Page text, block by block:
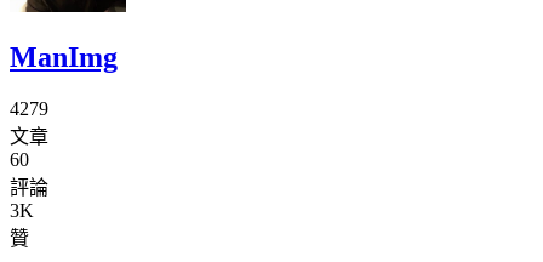
ManImg
4279
文章
60
評論
3K
贊